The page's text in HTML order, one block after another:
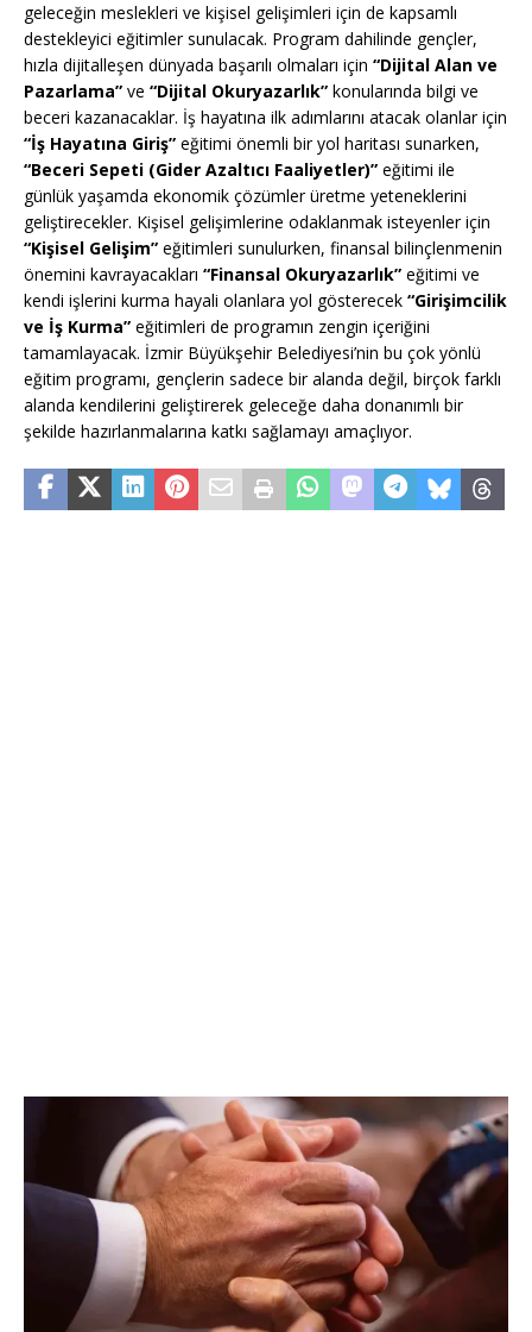
geleceğin meslekleri ve kişisel gelişimleri için de kapsamlı
destekleyici eğitimler sunulacak. Program dahilinde gençler,
hızla dijitalleşen dünyada başarılı olmaları için “Dijital Alan ve
Pazarlama” ve “Dijital Okuryazarlık” konularında bilgi ve
beceri kazanacaklar. İş hayatına ilk adımlarını atacak olanlar için
“İş Hayatına Giriş” eğitimi önemli bir yol haritası sunarken,
“Beceri Sepeti (Gider Azaltıcı Faaliyetler)” eğitimi ile
günlük yaşamda ekonomik çözümler üretme yeteneklerini
geliştirecekler. Kişisel gelişimlerine odaklanmak isteyenler için
“Kişisel Gelişim” eğitimleri sunulurken, finansal bilinçlenmenin
önemini kavrayacakları “Finansal Okuryazarlık” eğitimi ve
kendi işlerini kurma hayali olanlara yol gösterecek “Girişimcilik
ve İş Kurma” eğitimleri de programın zengin içeriğini
tamamlayacak. İzmir Büyükşehir Belediyesi’nin bu çok yönlü
eğitim programı, gençlerin sadece bir alanda değil, birçok farklı
alanda kendilerini geliştirerek geleceğe daha donanımlı bir
şekilde hazırlanmalarına katkı sağlamayı amaçlıyor.